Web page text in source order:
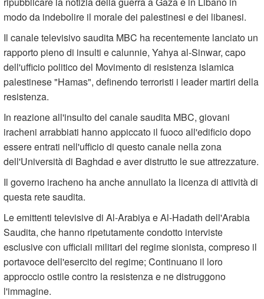
modo da indebolire il morale dei palestinesi e dei libanesi.
Il canale televisivo saudita MBC ha recentemente lanciato un
rapporto pieno di insulti e calunnie, Yahya al-Sinwar, capo
dell'ufficio politico del Movimento di resistenza islamica
palestinese "Hamas", definendo terroristi i leader martiri della
resistenza.
In reazione all'insulto del canale saudita MBC, giovani
iracheni arrabbiati hanno appiccato il fuoco all'edificio dopo
essere entrati nell'ufficio di questo canale nella zona
dell'Università di Baghdad e aver distrutto le sue attrezzature.
Il governo iracheno ha anche annullato la licenza di attività di
questa rete saudita.
Le emittenti televisive di Al-Arabiya e Al-Hadath dell'Arabia
Saudita, che hanno ripetutamente condotto interviste
esclusive con ufficiali militari del regime sionista, compreso il
portavoce dell'esercito del regime; Continuano il loro
approccio ostile contro la resistenza e ne distruggono
l'immagine.